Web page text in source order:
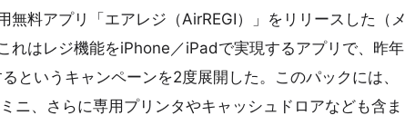
料アプリ「エアレジ（AirREGI）」をリリースした（メ
れはレジ機能をiPhone／iPadで実現するアプリで、昨年
というキャンペーンを2度展開した。このパックには、
ニ、さらに専用プリンタやキャッシュドロアなども含ま